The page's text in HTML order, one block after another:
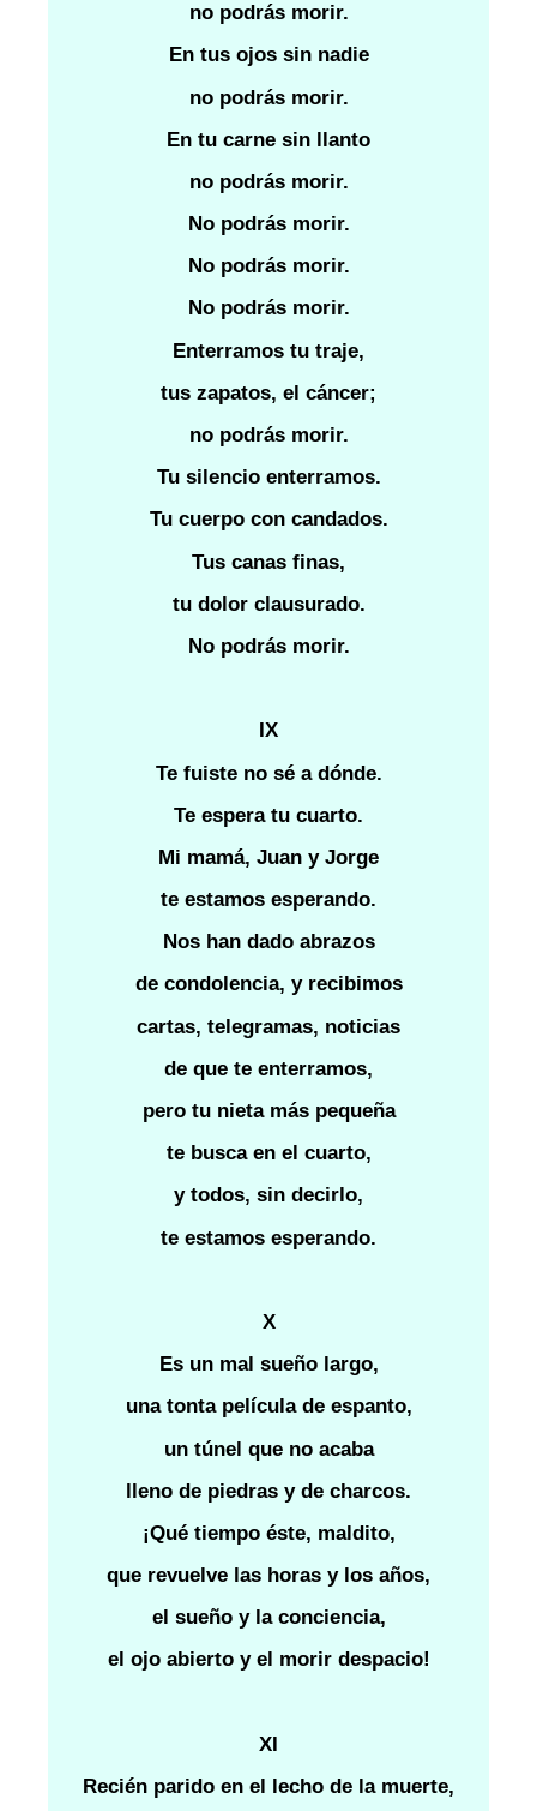
no podrás morir.
En tus ojos sin nadie
no podrás morir.
En tu carne sin llanto
no podrás morir.
No podrás morir.
No podrás morir.
No podrás morir.
Enterramos tu traje,
tus zapatos, el cáncer;
no podrás morir.
Tu silencio enterramos.
Tu cuerpo con candados.
Tus canas finas,
tu dolor clausurado.
No podrás morir.
IX
Te fuiste no sé a dónde.
Te espera tu cuarto.
Mi mamá, Juan y Jorge
te estamos esperando.
Nos han dado abrazos
de condolencia, y recibimos
cartas, telegramas, noticias
de que te enterramos,
pero tu nieta más pequeña
te busca en el cuarto,
y todos, sin decirlo,
te estamos esperando.
X
Es un mal sueño largo,
una tonta película de espanto,
un túnel que no acaba
lleno de piedras y de charcos.
¡Qué tiempo éste, maldito,
que revuelve las horas y los años,
el sueño y la conciencia,
el ojo abierto y el morir despacio!
XI
Recién parido en el lecho de la muerte,